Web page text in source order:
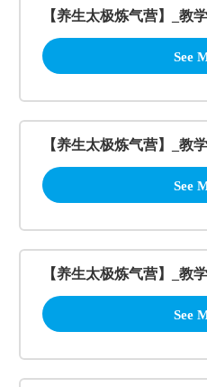
【养生太极炼气营】_教
See
【养生太极炼气营】_教
See
【养生太极炼气营】_教
See